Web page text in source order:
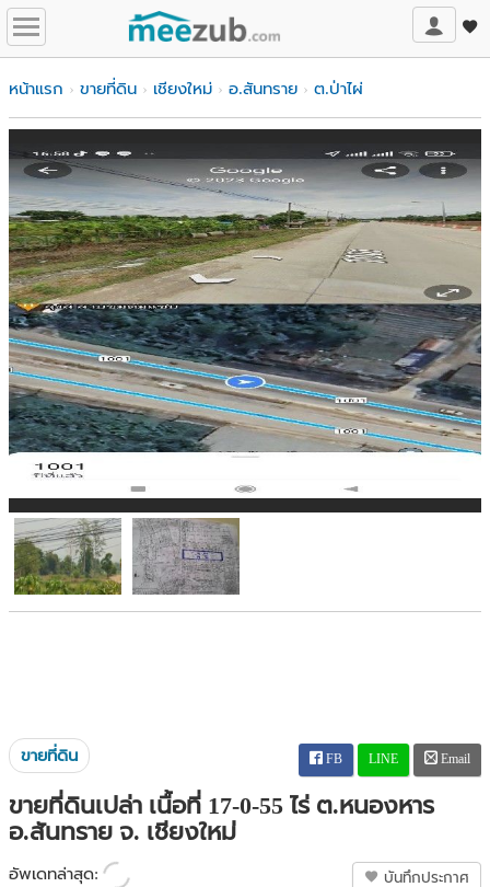
หน้าแรก ขายที่ดิน เชียงใหม่ อ.สันทราย ต.ป่าไผ่
ขายที่ดิน FB LINE Email
ขายที่ดินเปล่า เนื้อที่ 17-0-55 ไร่ ต.หนองหาร
อ.สันทราย จ. เชียงใหม่
อัพเดทล่าสุด: บันทึกประกาศ